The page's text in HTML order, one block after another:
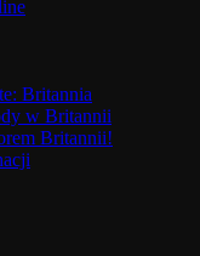
Britannia
w Britannii
Britannii!